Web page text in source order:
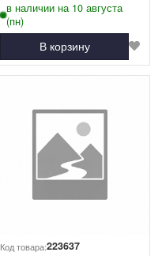
в наличии на 10 августа
(пн)
В корзину
Код товара:223637